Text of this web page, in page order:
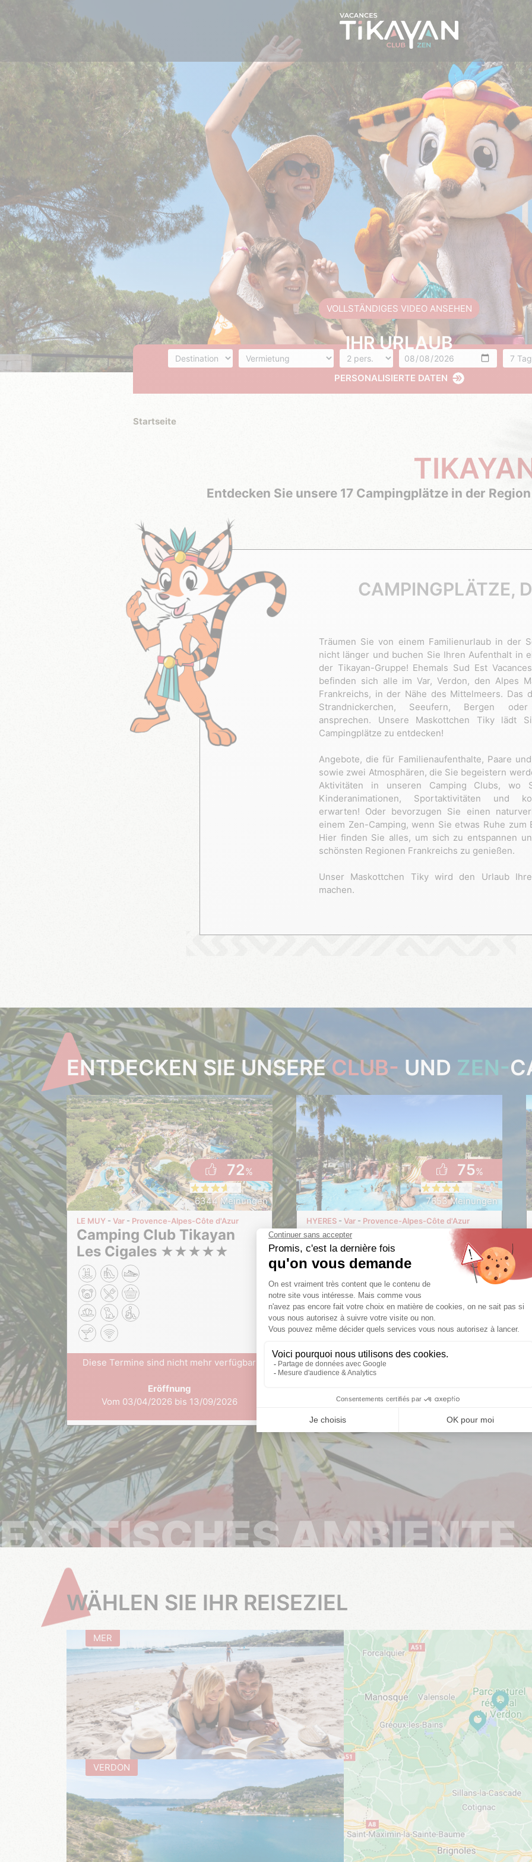
VOLLSTÄNDIGES VIDEO ANSEHEN
IHR URLAUB
Destination Unterkunft Anzahl der Personen Ankunft
PERSONALISIERTE DATEN
Startseite
Entdecken Sie unsere 17 Campingplätze in der
CAMPINGPLÄTZE,
Träumen Sie von einem Familienurlaub in der
nicht länger und buchen Sie Ihren Aufenthalt in
der Tikayan-Gruppe! Ehemals Sud Est
befinden sich alle im Var, Verdon, den Alpes
Frankreichs, in der Nähe des Mittelmeers. Das
Strandnickerchen, Seeufern, Bergen
ansprechen. Unsere Maskottchen Tiky lädt
Campingplätze zu entdecken!
Angebote, die für Familienaufenthalte, Paare
sowie zwei Atmosphären, die Sie begeistern
Aktivitäten in unseren Camping Clubs, wo
Kinderanimationen, Sportaktivitäten und
erwarten! Oder bevorzugen Sie einen
einem Zen-Camping, wenn Sie etwas Ruhe zum
Hier finden Sie alles, um sich zu entspannen
schönsten Regionen Frankreichs zu genießen.
Unser Maskottchen Tiky wird den Urlaub
machen.
ENTDECKEN SIE UNSERECLUB- UND ZEN-
72%
6344 Meinungen
LE MUY Var Provence-Alpes-Côte d'Azur
Camping Club Tikayan
Les Cigales ★★★★★
Diese Termine sind nicht mehr verfügbar
Eröffnung
Vom 03/04/2026 bis 13/09/2026
75%
7653 Meinungen
HYERES Var Provence-Alpes-Côte d'Azur
Camping Club Tikayan
Les Palmiers
★
Diese Termine sind nicht mehr verfügbar
Vom 03/04/2026 bis 01/11/2026
EXOTISCHES AMBIENTE
WÄHLEN SIE IHR REISEZIEL
MER
VERDON